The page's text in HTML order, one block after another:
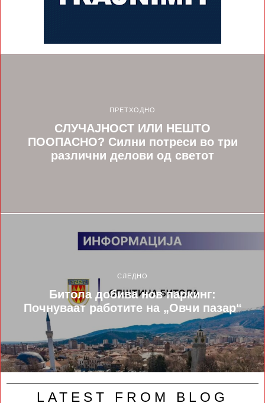
ПРЕТХОДНО
СЛУЧАЈНОСТ ИЛИ НЕШТО
ПООПАСНО? Силни потреси во три
различни делови од светот
СЛЕДНО
Битола добива нов паркинг:
Почнуваат работите на „Овчи пазар“
LATEST FROM BLOG